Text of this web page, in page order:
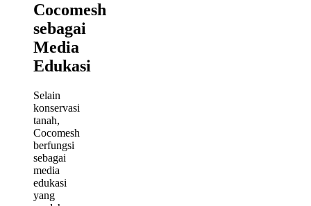
Cocomesh
sebagai
Media
Edukasi
Selain
konservasi
tanah,
Cocomesh
berfungsi
sebagai
media
edukasi
yang